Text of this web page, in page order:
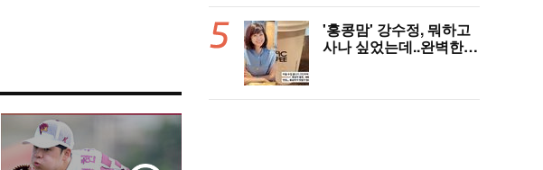
'홍콩맘' 강수정, 뭐하고
사나 싶었는데..완벽한